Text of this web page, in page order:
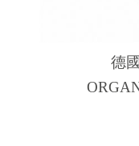
德